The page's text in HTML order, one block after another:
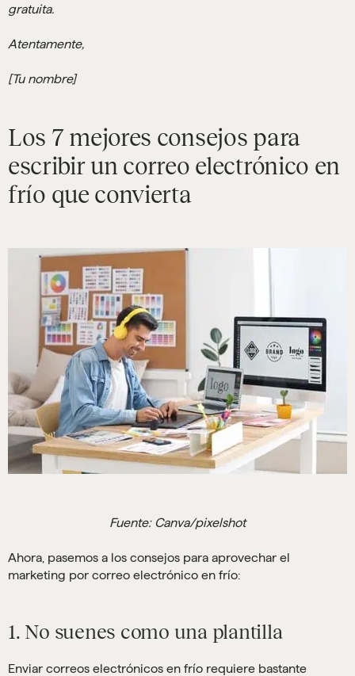
gratuita.
Atentamente,
[Tu nombre]
Los 7 mejores consejos para
escribir un correo electrónico en
frío que convierta
Fuente: Canva/pixelshot
Ahora, pasemos a los consejos para aprovechar el
marketing por correo electrónico en frío:
1. No suenes como una plantilla
Enviar correos electrónicos en frío requiere bastante